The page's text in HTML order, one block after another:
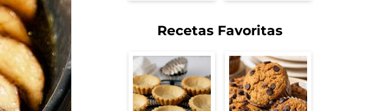
Recetas Favoritas